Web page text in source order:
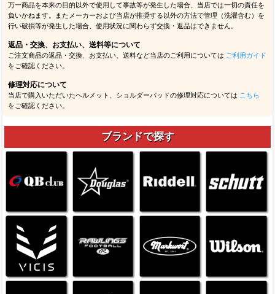
万一商品を本来の目的以外で使用して事故等が発生した場合、当店では一切の責任を
負いかねます。またメーカーおよび当店が推奨する以外の方法で管理（洗濯含む）を
行い破損等が発生した場合、使用状況に関わらず交換・返品はできません。
返品・交換、お支払い、送料等について
ご注文商品の返品・交換、お支払い、送料など当店のご利用については ご利用ガイド
をご確認ください。
修理対応について
当店で購入いただいたヘルメット、ショルダーパッドの修理対応については こちら
をご確認ください。
ブランドで探す